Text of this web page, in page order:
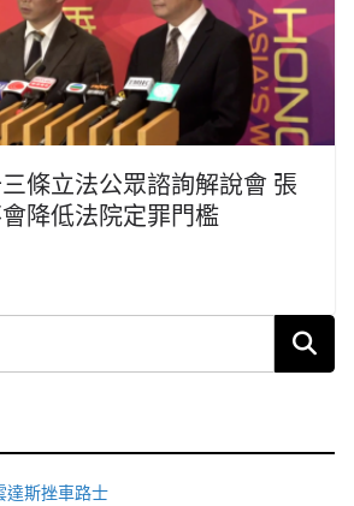
條立法公眾諮詢解說會 張
降低法院定罪門檻
達斯挫車路士